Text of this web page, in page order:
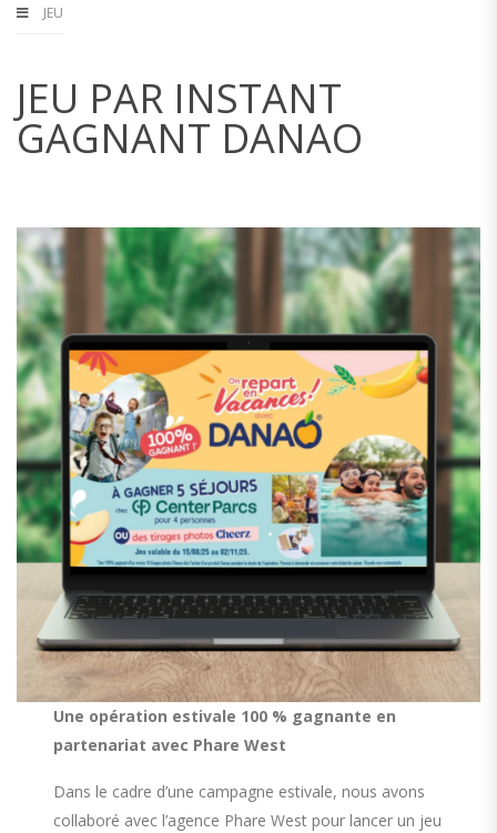
JEU
JEU PAR INSTANT
GAGNANT DANAO
Une opération estivale 100 % gagnante en
partenariat avec Phare West
Dans le cadre d’une campagne estivale, nous avons
collaboré avec l’agence Phare West pour lancer un jeu